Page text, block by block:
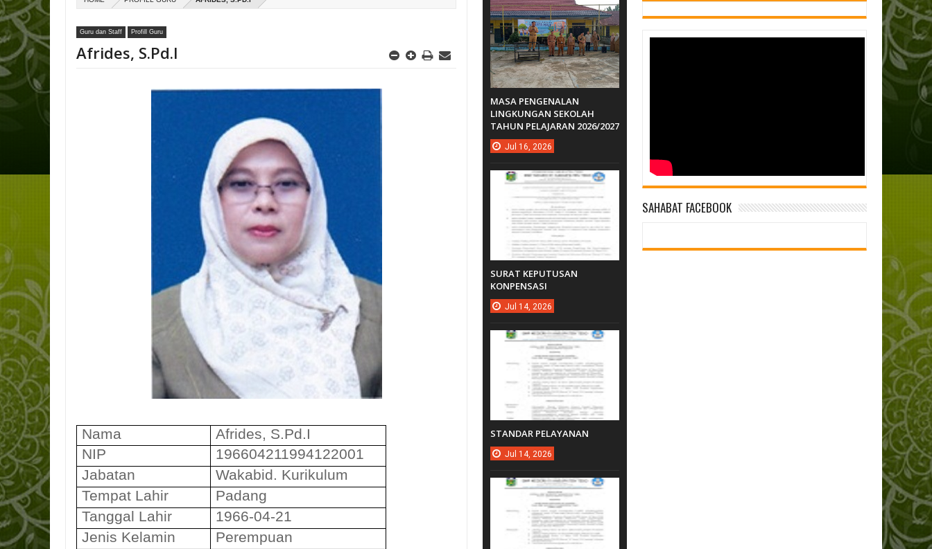
Guru dan Staff Profill Guru
Afrides, S.Pd.I
Nama
Afrides, S.Pd.I
NIP
196604211994122001
Jabatan
Wakabid. Kurikulum
Tempat Lahir
Padang
Tanggal Lahir
1966-04-21
Jenis Kelamin
Perempuan
SAHABAT FACEBOOK
MASA PENGENALAN
LINGKUNGAN SEKOLAH
TAHUN PELAJARAN 2026/2027
Jul 16, 2026
SURAT KEPUTUSAN
KONPENSASI
Jul 14, 2026
STANDAR PELAYANAN
Jul 14, 2026